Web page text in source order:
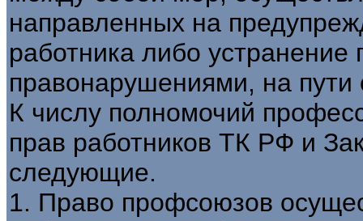
направленных на
работника либо
правонарушениями, на пути
К числу полномочий
прав работников ТК РФ и
следующие.
1. Право профсоюзов